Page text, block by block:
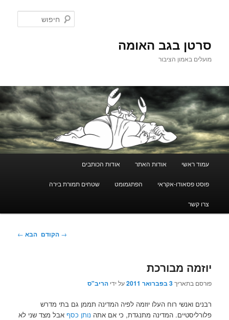
סרטן בגב האומה
מועלים באמון הציבור
עמוד ראשי אודות האתר אודות הכותבים
פוסט פסאודו-אקראי הפתגמומט שטחים תמורת בירה
צרו קשר
ניווט
→ הקודם הבא ←
יוזמה מבורכת
פורסם בתאריך3 בפברואר 2011 על ידיהריב"ס
רבנים ואנשי רוח העלו יוזמה לפיה המדינה תממן גם בתי מדרש
פלורליסטיים. המדינה מתנגדת, כי אם אתה נותן כסף אבל מצד שני לא